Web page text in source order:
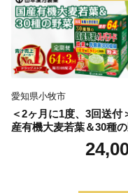
愛知県小牧市
＜2ヶ月に1度、3回送付
産有機大麦若葉＆30種
菜 山本漢方 定期便